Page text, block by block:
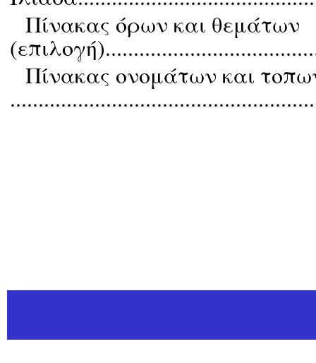
Πίνακας όρων και θεμάτων
Πίνακας ονομάτων και